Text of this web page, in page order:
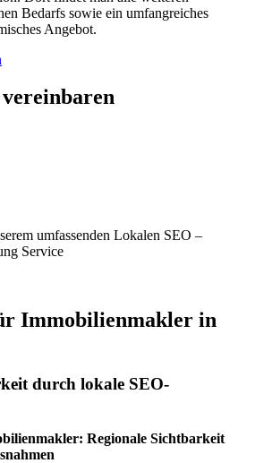
Bedarfs sowie ein umfangreiches
Angebot.
umfassenden Lokalen SEO –
Service
Immobilienmakler in
durch lokale SEO-
Regionale Sichtbarkeit